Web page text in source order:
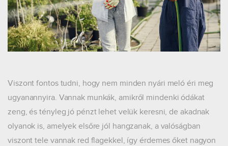
Viszont fontos tudni, hogy nem minden nyári meló éri meg
ugyanannyira. Vannak munkák, amikről mindenki ódákat
zeng, és tényleg jó pénzt lehet velük keresni, de akadnak
olyanok is, amelyek elsőre jól hangzanak, a valóságban
viszont tele vannak red flagekkel, így érdemes őket nagyon